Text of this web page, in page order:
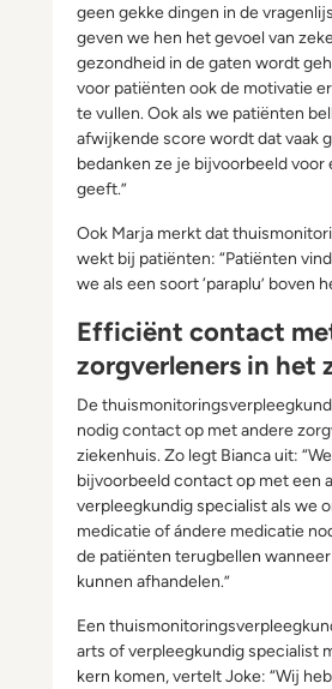
geen gekke dingen in de
geven we hen het gevoel van
gezondheid in de gaten wordt
voor patiënten ook de motivatie
te vullen. Ook als we patiënten
afwijkende score wordt dat vaak
bedanken ze je bijvoorbeeld voor
geeft.”
Ook Marja merkt dat
wekt bij patiënten: “Patiënten
we als een soort ‘paraplu’ boven
Efficiënt contact
zorgverleners in het
De
nodig contact op met andere
ziekenhuis. Zo legt Bianca uit:
bijvoorbeeld contact op met een
verpleegkundig specialist als we
medicatie of ándere medicatie
de patiënten terugbellen
kunnen afhandelen.”
Een
arts of verpleegkundig specialist
kern komen, vertelt Joke: “Wij